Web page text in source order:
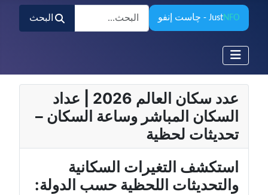
JustNFO - چاست إنفو
البحث
البحث
عدد سكان العالم 2026 | عداد
السكان المباشر وساعة السكان –
تحديثات لحظية
استكشف التغيرات السكانية
والتحديثات اللحظية حسب الدولة: